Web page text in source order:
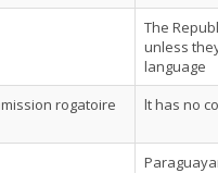
The
unless
language
rogatoire
lt has no